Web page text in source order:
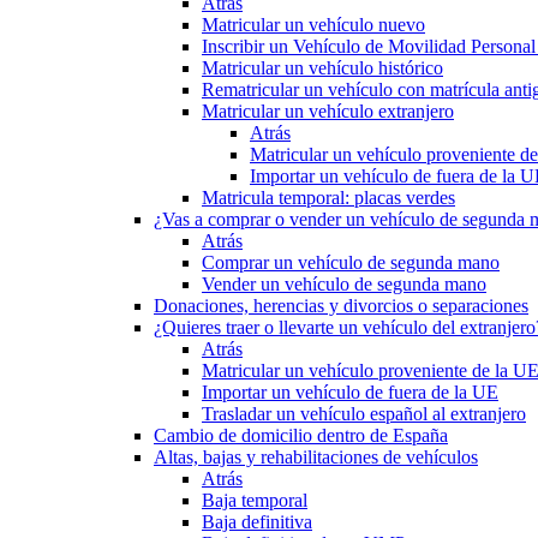
Matricular un vehículo nuevo
Inscribir un Vehículo de Movilidad
Matricular un vehículo histórico
Rematricular un vehículo con matrícula
Matricular un vehículo extranjero
Atrás
Matricular un vehículo proveniente
Importar un vehículo de fuera de la
Matricula temporal: placas verdes
¿Vas a comprar o vender un vehículo de segunda
Atrás
Comprar un vehículo de segunda mano
Vender un vehículo de segunda mano
Donaciones, herencias y divorcios o separaciones
¿Quieres traer o llevarte un vehículo del
Atrás
Matricular un vehículo proveniente de la UE
Importar un vehículo de fuera de la UE
Trasladar un vehículo español al extranjero
Cambio de domicilio dentro de España
Altas, bajas y rehabilitaciones de vehículos
Atrás
Baja temporal
Baja definitiva